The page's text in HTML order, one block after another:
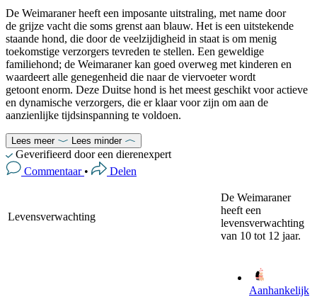
De Weimaraner heeft een imposante uitstraling, met name door
de grijze vacht die soms grenst aan blauw. Het is een uitstekende
staande hond, die door de veelzijdigheid in staat is om menig
toekomstige verzorgers tevreden te stellen. Een geweldige
familiehond; de Weimaraner kan goed overweg met kinderen en
waardeert alle genegenheid die naar de viervoeter wordt
getoont enorm. Deze Duitse hond is het meest geschikt voor actieve
en dynamische verzorgers, die er klaar voor zijn om aan de
aanzienlijke tijdsinspanning te voldoen.
Lees meer Lees minder
Geverifieerd door een dierenexpert
Commentaar • Delen
Levensverwachting
De Weimaraner
heeft een
levensverwachting
van 10 tot 12 jaar.
Aanhankelijk